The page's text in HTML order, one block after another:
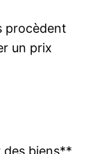
procèdent
un prix
des biens**